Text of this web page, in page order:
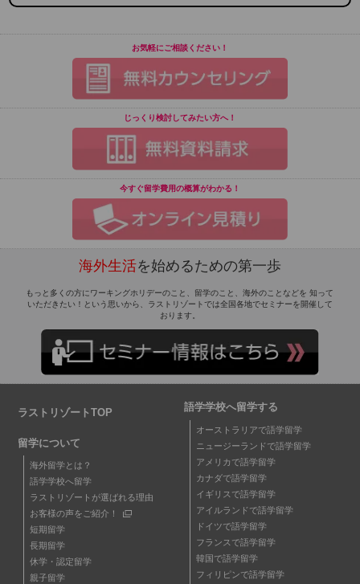
お気軽にご相談ください！
じっくり検討してみたい方へ！
今すぐ留学費用の概算がわかる！
海外生活を始めるための第一歩
もっと多くの方にワーキングホリデーのこと、留学のこと、海外のことなどを 知って
いただきたい！という思いから、ラストリゾートでは全国各地でセミナーを開催して
おります。
ラストリゾートTOP
留学について
海外留学とは？
語学学校へ留学
ラストリゾートが選ばれる理由
お客様の声をご紹介！
短期留学
長期留学
休学・認定留学
親子留学
語学学校へ留学する
オーストラリアで語学留学
ニュージーランドで語学留学
アメリカで語学留学
カナダで語学留学
イギリスで語学留学
アイルランドで語学留学
ドイツで語学留学
フランスで語学留学
韓国で語学留学
フィリピンで語学留学